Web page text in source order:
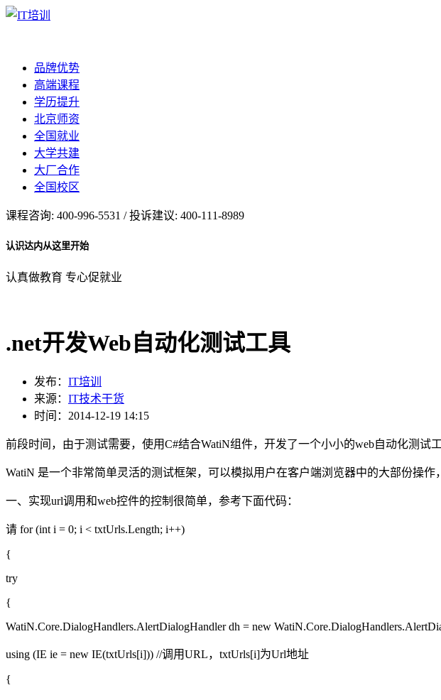
品牌优势
高端课程
学历提升
北京师资
全国就业
大学共建
大厂合作
全国校区
课程咨询: 400-996-5531 / 投诉建议: 400-111-8989
认识达内从这里开始
认真做教育 专心促就业
.net开发Web自动化测试工具
发布： IT培训
来源： IT技术干货
时间：2014-12-19 14:15
前段时间，由于测试需要，使用C#结合WatiN组件，开发了一个小小的web自动化测试工
WatiN 是一个非常简单灵活的测试框架，可以模拟用户在客户端浏览器中的大部份操作
一、实现url调用和web控件的控制很简单，参考下面代码：
请 for (int i = 0; i < txtUrls.Length; i++)
{
try
{
WatiN.Core.DialogHandlers.AlertDialogHandler dh = new
using (IE ie = new IE(txtUrls[i])) //调用URL，txtUrls[i]为Url地址
{